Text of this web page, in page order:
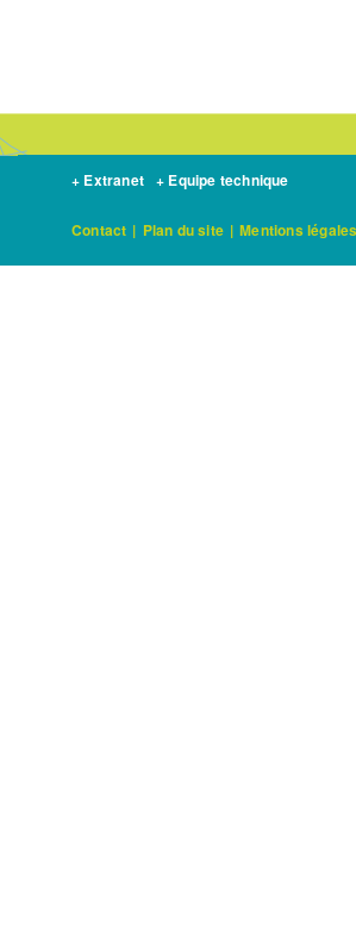
+ Extranet + Equipe technique
Contact | Plan du site | Mentions légales